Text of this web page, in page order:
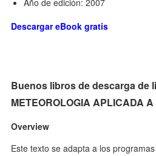
Descargar eBook gratis
Buenos libros de descarga de
METEOROLOGIA APLICADA
Overview
Este texto se adapta a los